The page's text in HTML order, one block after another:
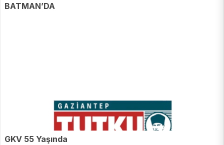
BATMAN’DA
GKV 55 Yaşında